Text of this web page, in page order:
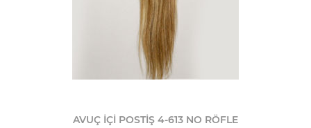
AVUÇ İÇİ POSTİŞ 4-613 NO RÖFLE